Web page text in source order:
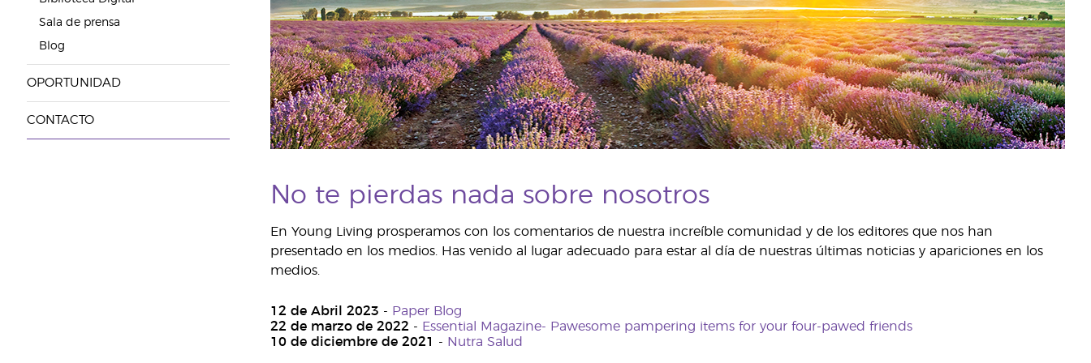
Sala de prensa
Blog
OPORTUNIDAD
CONTACTO
No te pierdas nada sobre nosotros
En Young Living prosperamos con los comentarios de nuestra increíble comunidad y de los editores que nos han
presentado en los medios. Has venido al lugar adecuado para estar al día de nuestras últimas noticias y apariciones en los
medios.
12 de Abril 2023 - Paper Blog
22 de marzo de 2022 - Essential Magazine- Pawesome pampering items for your four-pawed friends
10 de diciembre de 2021
- Nutra Salud